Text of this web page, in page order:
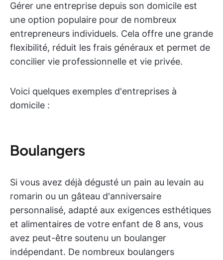
Gérer une entreprise depuis son domicile est
une option populaire pour de nombreux
entrepreneurs individuels. Cela offre une grande
flexibilité, réduit les frais généraux et permet de
concilier vie professionnelle et vie privée.
Voici quelques exemples d'entreprises à
domicile :
Boulangers
Si vous avez déjà dégusté un pain au levain au
romarin ou un gâteau d'anniversaire
personnalisé, adapté aux exigences esthétiques
et alimentaires de votre enfant de 8 ans, vous
avez peut-être soutenu un boulanger
indépendant. De nombreux boulangers